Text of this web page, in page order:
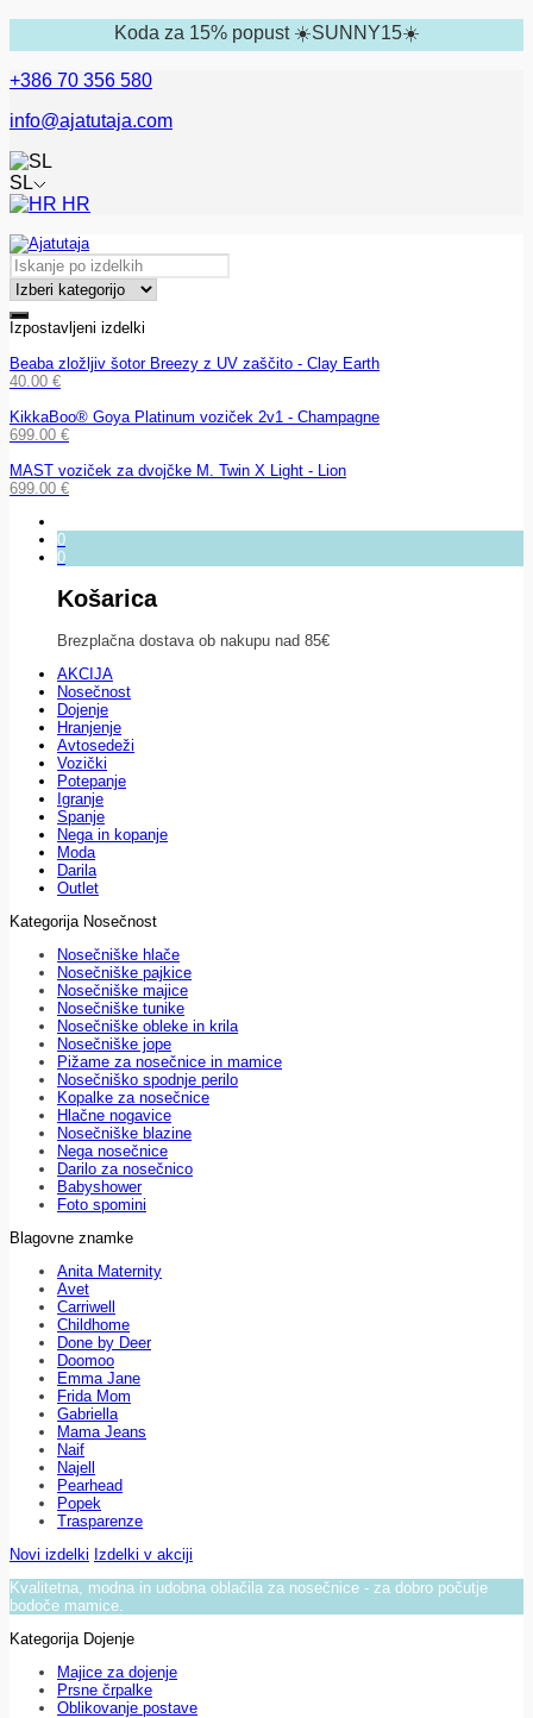
Koda za 15% popust ☀️SUNNY15☀️
+386 70 356 580
info@ajatutaja.com
SL
HR
Izpostavljeni izdelki
Beaba zložljiv šotor Breezy z UV zaščito - Clay Earth
40.00 €
KikkaBoo® Goya Platinum voziček 2v1 - Champagne
699.00 €
MAST voziček za dvojčke M. Twin X Light - Lion
699.00 €
0
0
Košarica
Brezplačna dostava ob nakupu nad 85€
AKCIJA
Nosečnost
Dojenje
Hranjenje
Avtosedeži
Vozički
Potepanje
Igranje
Spanje
Nega in kopanje
Moda
Darila
Outlet
Kategorija Nosečnost
Nosečniške hlače
Nosečniške pajkice
Nosečniške majice
Nosečniške tunike
Nosečniške obleke in krila
Nosečniške jope
Pižame za nosečnice in mamice
Nosečniško spodnje perilo
Kopalke za nosečnice
Hlačne nogavice
Nosečniške blazine
Nega nosečnice
Darilo za nosečnico
Babyshower
Foto spomini
Blagovne znamke
Anita Maternity
Avet
Carriwell
Childhome
Done by Deer
Doomoo
Emma Jane
Frida Mom
Gabriella
Mama Jeans
Naif
Najell
Pearhead
Popek
Trasparenze
Novi izdelki Izdelki v akciji
Kvalitetna, modna in udobna oblačila za nosečnice - za dobro počutje
bodoče mamice.
Kategorija Dojenje
Majice za dojenje
Prsne črpalke
Oblikovanje postave